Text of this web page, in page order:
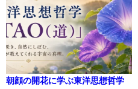
朝顔の開花に学ぶ東洋思想哲学